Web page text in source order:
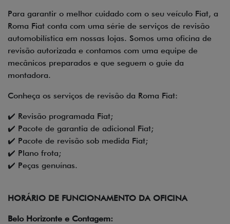
Para garantir o melhor cuidado com o seu veículo Fiat, a
Roma Fiat conta com uma série de serviços de revisão
automobilística em nossas lojas. Somos uma oficina de
revisão autorizada e contamos com uma equipe de
mecânicos preparados e que seguem o guie da
montadora.
Conheça os serviços de revisão da Roma Fiat:
✔️ Revisão programada Fiat;
✔️ Pacote de garantia de adicional Fiat;
✔️ Pacote de revisão sob medida Fiat;
✔️ Plano frota;
✔️ Peças genuínas.
HORÁRIO DE FUNCIONAMENTO DA OFICINA
Belo Horizonte e Contagem: